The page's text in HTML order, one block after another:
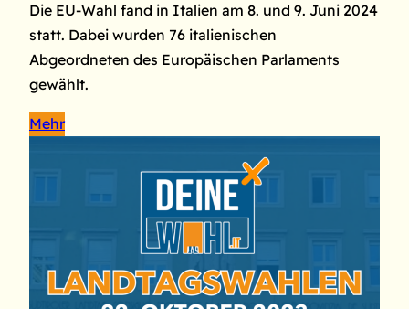
Die EU-Wahl fand in Italien am 8. und 9. Juni 2024
statt. Dabei wurden 76 italienischen
Abgeordneten des Europäischen Parlaments
gewählt.
Mehr